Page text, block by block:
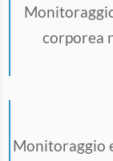
corporea
Monitoraggio